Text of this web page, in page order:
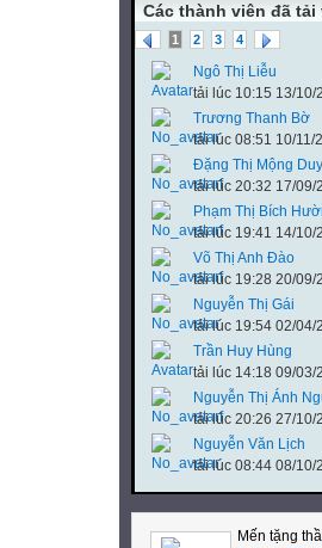
Các thành viên đã tải
1 2 3 4
Ngô Thị Liễu
tải lúc 10:15 13/10/
Trương Thanh Bờ
tải lúc 08:51 10/11/
Đặng Thị Mộng
tải lúc 20:32 17/09/
Phạm Thị Bích
tải lúc 19:41 14/10/
Võ Thị Anh Đào
tải lúc 19:28 20/09/
Nguyễn Thị Gái
tải lúc 19:54 02/04/
Trần Huy Hùng
tải lúc 14:18 09/03/
Nguyễn Thị Ánh
tải lúc 20:26 27/10/
Nguyễn Văn Lịch
tải lúc 08:44 08/10/
Mến tặng